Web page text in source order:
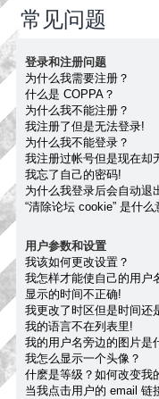
常见问题
登录和注册问题
为什么我需要注册？
什么是 COPPA？
为什么我不能注册？
我注册了但是无法登录!
为什么我不能登录？
我注册过帐号但是现在却
我忘了自己的密码!
为什么我登录后会自动退
“清除论坛 cookie” 是什么
用户参数和设置
我该如何更改设置？
我怎样才能使自己的用户
显示的时间不正确!
我更改了时区但是时间还
我的语言不在列表里!
我的用户名旁边的图片是
我怎么显示一个头像？
什麽是等级？如何改变我
当我点击用户的 email 链